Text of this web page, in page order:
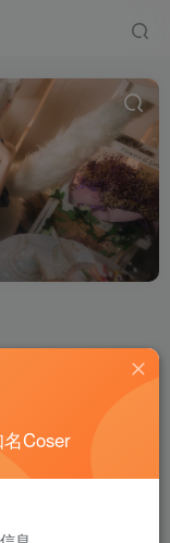
Coser